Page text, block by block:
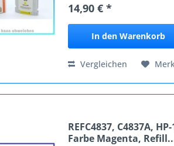
InkJet 1100 Business InkJet
Business...
14,90 € *
In den Warenkorb
Vergleichen
REFC4837, C4837A,
Farbe Magenta,